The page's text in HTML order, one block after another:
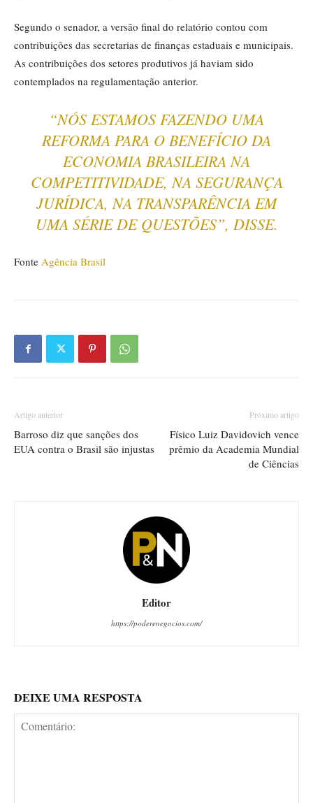
Segundo o senador, a versão final do relatório contou com
contribuições das secretarias de finanças estaduais e municipais.
As contribuições dos setores produtivos já haviam sido
contemplados na regulamentação anterior.
“NÓS ESTAMOS FAZENDO UMA
REFORMA PARA O BENEFÍCIO DA
ECONOMIA BRASILEIRA NA
COMPETITIVIDADE, NA SEGURANÇA
JURÍDICA, NA TRANSPARÊNCIA EM
UMA SÉRIE DE QUESTÕES”, DISSE.
Fonte Agência Brasil
Artigo anterior
Barroso diz que sanções dos
EUA contra o Brasil são injustas
Próximo artigo
Físico Luiz Davidovich vence
prêmio da Academia Mundial
de Ciências
Editor
https://poderenegocios.com/
DEIXE UMA RESPOSTA